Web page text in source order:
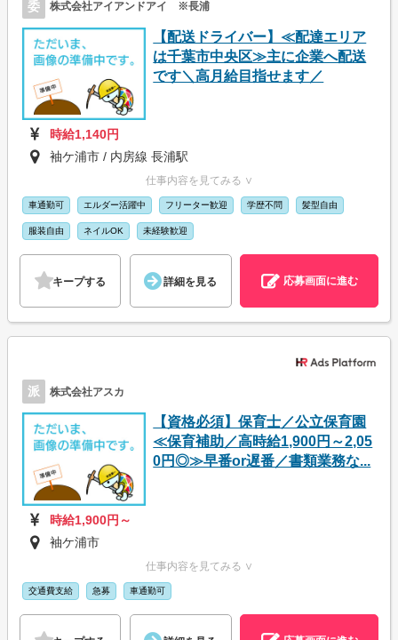
委 株式会社アイアンドアイ ※長浦
【配送ドライバー】≪配達エリア
は千葉市中央区≫主に企業へ配送
です＼高月給目指せます／
時給1,140円
袖ケ浦市 / 内房線 長浦駅
仕事内容を見てみる ∨
車通勤可 エルダー活躍中 フリーター歓迎 学歴不問 髪型自由
服装自由 ネイルOK 未経験歓迎
キープする 詳細を見る 応募画面に進む
派 株式会社アスカ
【資格必須】保育士／公立保育園
≪保育補助／高時給1,900円～2,05
0円◎≫早番or遅番／書類業務な...
時給1,900円～
袖ケ浦市
仕事内容を見てみる ∨
交通費支給 急募 車通勤可